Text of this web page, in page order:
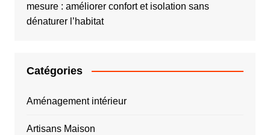
mesure : améliorer confort et isolation sans
dénaturer l’habitat
Catégories
Aménagement intérieur
Artisans Maison